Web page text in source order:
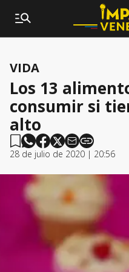
VIDA
Los 13
consumir si
alto
28 de julio de 2020 | 20:56